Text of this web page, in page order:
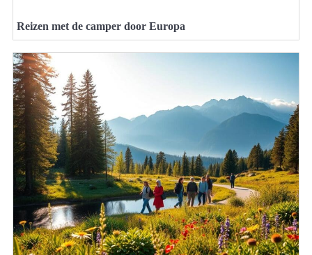
Reizen met de camper door Europa